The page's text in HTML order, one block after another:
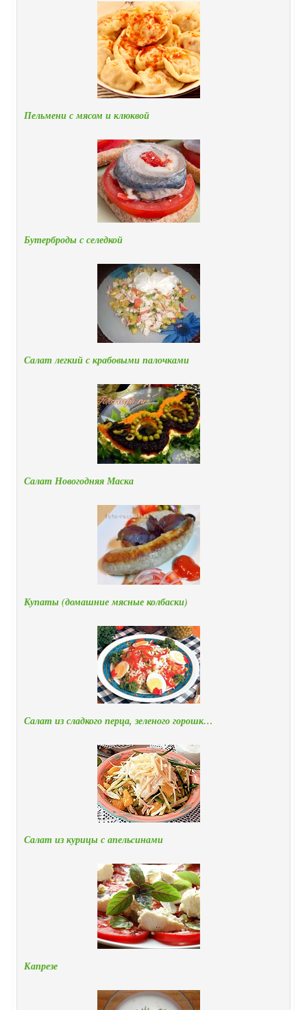
Пельмени с мясом и клюквой
Бутерброды с селедкой
Салат легкий с крабовыми палочками
Салат Новогодняя Маска
Купаты (домашние мясные колбаски)
Салат из сладкого перца, зеленого горошк…
Салат из курицы с апельcинами
Капрезе